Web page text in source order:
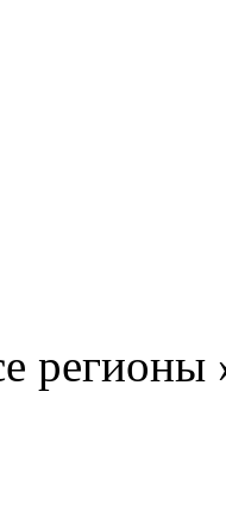
регионы